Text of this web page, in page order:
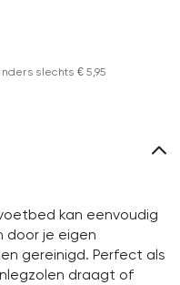
slechts € 5,95
kan eenvoudig
door je eigen
gereinigd. Perfect als
draagt of